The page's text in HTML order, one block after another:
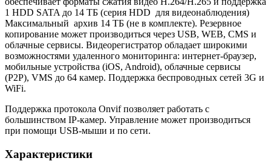
1 HDD SATA до 14 ТБ (серия HDD для видеонаблюдения)
Максимальный архив 14 ТБ (не в комплекте). Резервное
копирование может производиться через USB, WEB, CMS и
облачные сервисы. Видеорегистратор обладает широкими
возможностями удаленного мониторинга: интернет-браузер,
мобильные устройства (iOS, Android), облачные сервисы
(P2P), VMS до 64 камер. Поддержка беспроводных сетей 3G и
WiFi.
Поддержка протокола Onvif позволяет работать с
большинством IP-камер. Управление может производиться
при помощи USB-мыши и по сети.
Характеристики